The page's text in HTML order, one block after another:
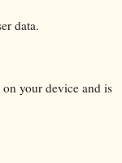
data.
your device and is